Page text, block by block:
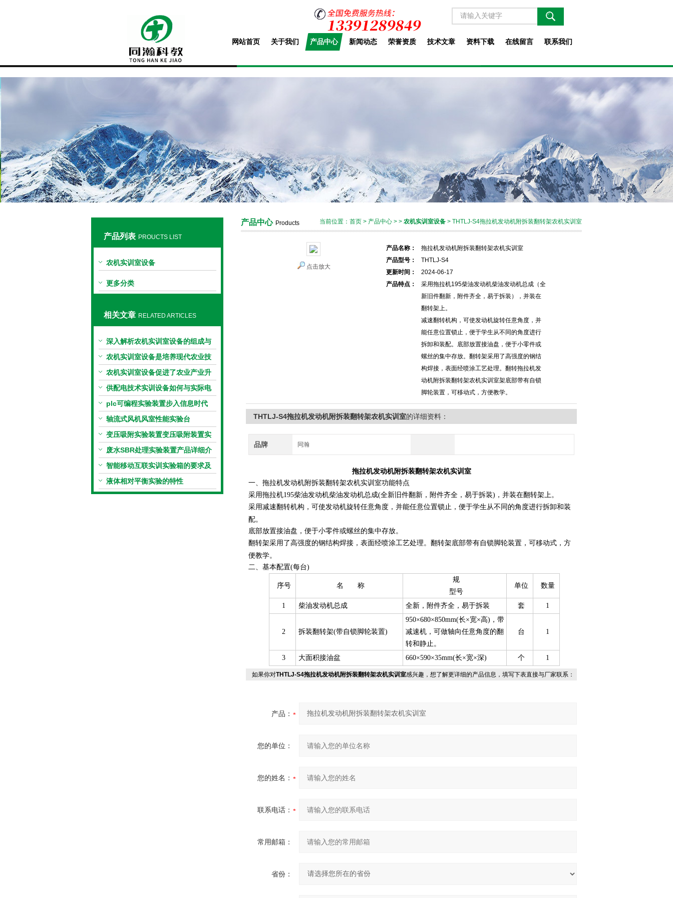
网站首页 关于我们 产品中心 新闻动态 荣誉资质 技术文章 资料下载 在线留言 联系我们
产品列表 PROUCTS LIST
农机实训室设备
更多分类
相关文章 RELATED ARTICLES
深入解析农机实训室设备的组成与
功能
农机实训室设备是培养现代农业技
能的重要基石
农机实训室设备促进了农业产业升
级，提高了农民收入
供配电技术实训设备如何与实际电
网对接？
plc可编程实验装置步入信息时代
轴流式风机风室性能实验台
变压吸附实验装置变压吸附装置实
验目的
废水SBR处理实验装置产品详细介
绍与参数
智能移动互联实训实验箱的要求及
人才培养目标
液体相对平衡实验的特性
产品中心 Products 当前位置： 首页 > 产品中心 > > 农机实训室设备 > THTLJ-S4拖拉机发动机附拆装翻转架农机实训室
点击放大
产品名称：
拖拉机发动机附拆装翻转架农机实训室
产品型号：
THTLJ-S4
更新时间：
2024-06-17
产品特点：
采用拖拉机195柴油发动机柴油发动机总成（全
新旧件翻新，附件齐全，易于拆装），并装在
翻转架上。
减速翻转机构，可使发动机旋转任意角度，并
能任意位置锁止，便于学生从不同的角度进行
拆卸和装配。底部放置接油盘，便于小零件或
螺丝的集中存放。翻转架采用了高强度的钢结
构焊接，表面经喷涂工艺处理。翻转拖拉机发
动机附拆装翻转架农机实训室架底部带有自锁
脚轮装置，可移动式，方便教学。
THTLJ-S4拖拉机发动机附拆装翻转架农机实训室的详细资料：
品牌 同瀚
拖拉机发动机附拆装翻转架农机实训室
一、拖拉机发动机附拆装翻转架农机实训室功能特点
采用拖拉机195柴油发动机柴油发动机总成(全新旧件翻新，附件齐全，易于拆装)，并装在翻转架上。
采用减速翻转机构，可使发动机旋转任意角度，并能任意位置锁止，便于学生从不同的角度进行拆卸和装
配。
底部放置接油盘，便于小零件或螺丝的集中存放。
翻转架采用了高强度的钢结构焊接，表面经喷涂工艺处理。翻转架底部带有自锁脚轮装置，可移动式，方
便教学。
二、基本配置(每台)
序号 名 称
规
型号
单位 数量
1 柴油发动机总成 全新，附件齐全，易于拆装 套 1
2 拆装翻转架(带自锁脚轮装置)
950×680×850mm(长×宽×高)，带
减速机，可做轴向任意角度的翻
转和静止。
台 1
3 大面积接油盆 660×590×35mm(长×宽×深) 个 1
如果你对THTLJ-S4拖拉机发动机附拆装翻转架农机实训室感兴趣，想了解更详细的产品信息，填写下表直接与厂家联系：
产品：
您的单位：
您的姓名：
联系电话：
常用邮箱：
省份：